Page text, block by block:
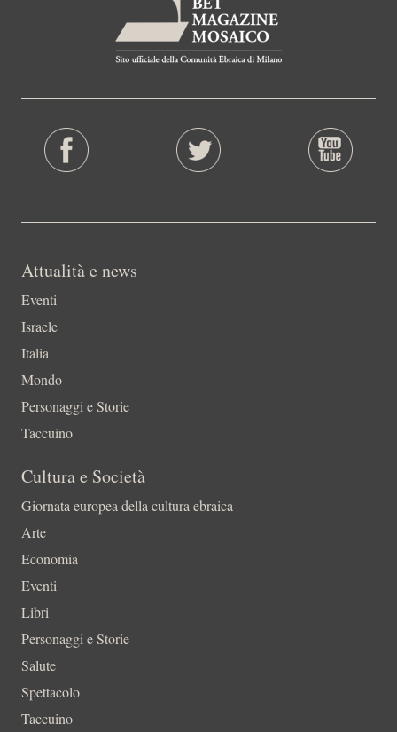
Attualità e news
Eventi
Israele
Italia
Mondo
Personaggi e Storie
Taccuino
Cultura e Società
Giornata europea della cultura ebraica
Arte
Economia
Eventi
Libri
Personaggi e Storie
Salute
Spettacolo
Taccuino